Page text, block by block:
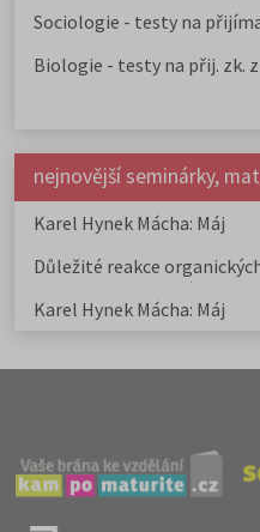
Sociologie - testy na
Biologie - testy na přij. zk.
nejnovější seminárky,
Karel Hynek Mácha: Máj
Důležité reakce
sloučenin a jejich význam
Karel Hynek Mácha: Máj